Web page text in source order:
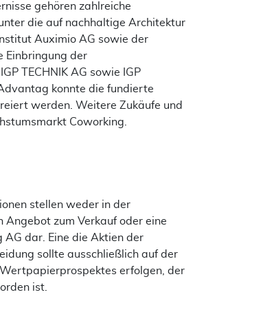
gehören zahlreiche
die auf nachhaltige Architektur
Auximio AG sowie der
Einbringung der
TECHNIK AG sowie IGP
konnte die fundierte
werden. Weitere Zukäufe und
Coworking.
stellen weder in der
Angebot zum Verkauf oder eine
dar. Eine die Aktien der
sollte ausschließlich auf der
erfolgen, der
ist.